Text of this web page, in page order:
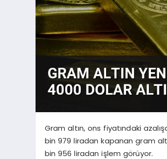
Gram altın, ons fiyatındaki
bin 979 liradan kapanan gram
bin 956 liradan işlem görüyor.